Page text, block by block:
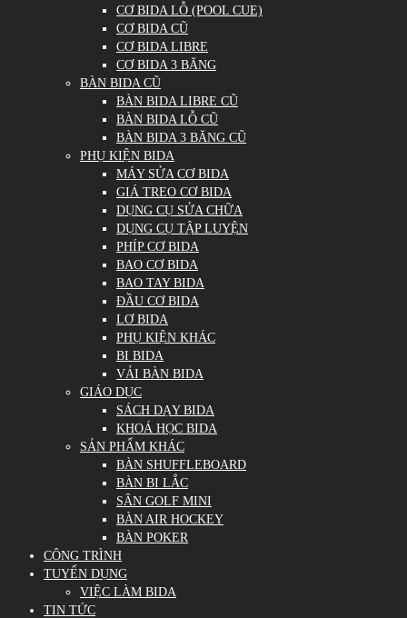
CƠ BIDA LỖ (POOL CUE)
CƠ BIDA CŨ
CƠ BIDA LIBRE
CƠ BIDA 3 BĂNG
BÀN BIDA CŨ
BÀN BIDA LIBRE CŨ
BÀN BIDA LỖ CŨ
BÀN BIDA 3 BĂNG CŨ
PHỤ KIỆN BIDA
MÁY SỬA CƠ BIDA
GIÁ TREO CƠ BIDA
DỤNG CỤ SỬA CHỮA
DỤNG CỤ TẬP LUYỆN
PHÍP CƠ BIDA
BAO CƠ BIDA
BAO TAY BIDA
ĐẦU CƠ BIDA
LƠ BIDA
PHỤ KIỆN KHÁC
BI BIDA
VẢI BÀN BIDA
GIÁO DỤC
SÁCH DẠY BIDA
KHOÁ HỌC BIDA
SẢN PHẨM KHÁC
BÀN SHUFFLEBOARD
BÀN BI LẮC
SÂN GOLF MINI
BÀN AIR HOCKEY
BÀN POKER
CÔNG TRÌNH
TUYỂN DỤNG
VIỆC LÀM BIDA
TIN TỨC